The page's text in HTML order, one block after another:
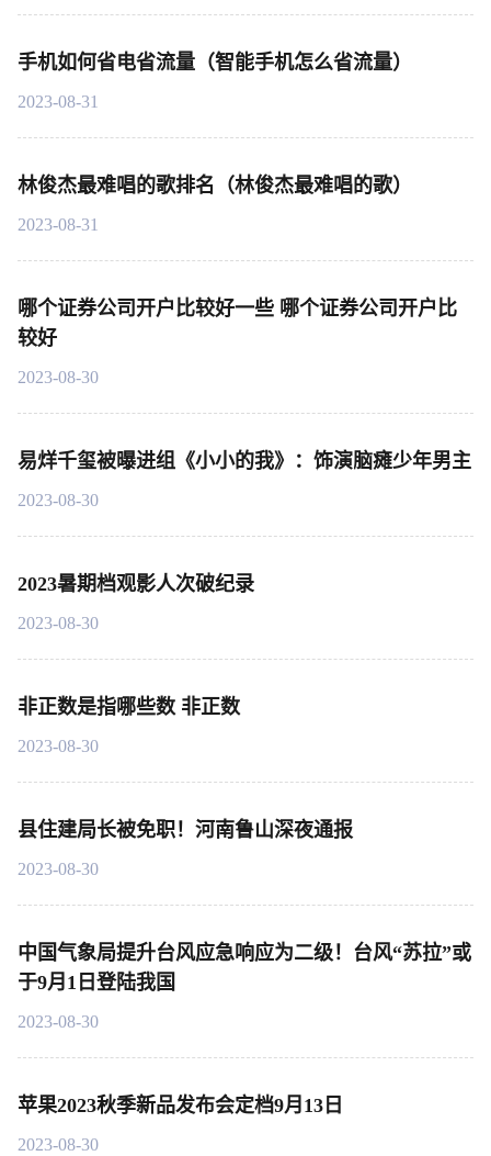
手机如何省电省流量（智能手机怎么省流量）
2023-08-31
林俊杰最难唱的歌排名（林俊杰最难唱的歌）
2023-08-31
哪个证券公司开户比较好一些 哪个证券公司开户比
较好
2023-08-30
易烊千玺被曝进组《小小的我》：饰演脑瘫少年男主
2023-08-30
2023暑期档观影人次破纪录
2023-08-30
非正数是指哪些数 非正数
2023-08-30
县住建局长被免职！河南鲁山深夜通报
2023-08-30
中国气象局提升台风应急响应为二级！台风“苏拉”或
于9月1日登陆我国
2023-08-30
苹果2023秋季新品发布会定档9月13日
2023-08-30